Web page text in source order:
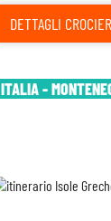
DETTAGLI
ITALIA -